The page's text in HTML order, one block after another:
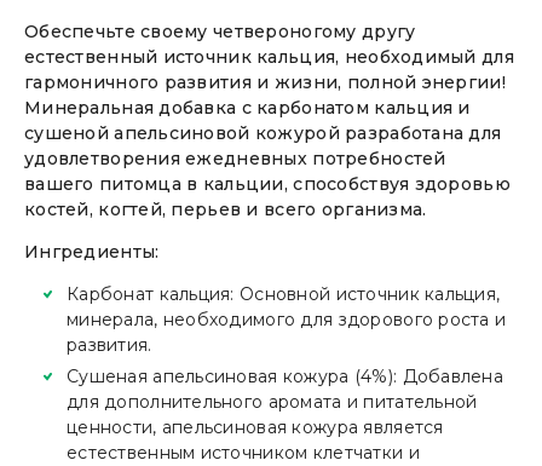
Обеспечьте своему четвероногому другу
естественный источник кальция, необходимый для
гармоничного развития и жизни, полной энергии!
Минеральная добавка с карбонатом кальция и
сушеной апельсиновой кожурой разработана для
удовлетворения ежедневных потребностей
вашего питомца в кальции, способствуя здоровью
костей, когтей, перьев и всего организма.
Ингредиенты:
Карбонат кальция: Основной источник кальция,
минерала, необходимого для здорового роста и
развития.
Сушеная апельсиновая кожура (4%): Добавлена
для дополнительного аромата и питательной
ценности, апельсиновая кожура является
естественным источником клетчатки и